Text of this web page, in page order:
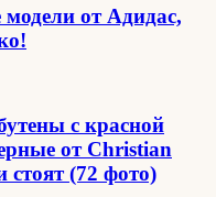
от Адидас,
с красной
от Christian
(72 фото)